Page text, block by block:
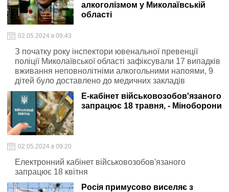
алкоголізмом у Миколаївській
області
02.05.2024 в 09:43
З початку року інспектори ювенальної превенції
поліції Миколаївської області зафіксували 17 випадків
вживання неповнолітніми алкогольними напоями, 9
дітей було доставлено до медичних закладів
Е-кабінет військовозобов'язаного
запрацює 18 травня, - Міноборони
02.05.2024 в 09:20
Електронний кабінет військовозобов'язаного
запрацює 18 квітня
Росія примусово виселяє з